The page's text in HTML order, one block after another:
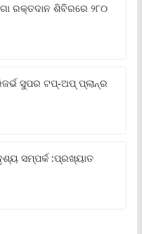
ରକ୍ତଦାନ ଶିବିରରେ ୨୮୦
ସୁପର ଟପ୍‌-ଅପ୍ ପ୍ଲାନ୍‌ର
ସମ୍ପର୍କ :ପ୍ରଖ୍ୟାତ